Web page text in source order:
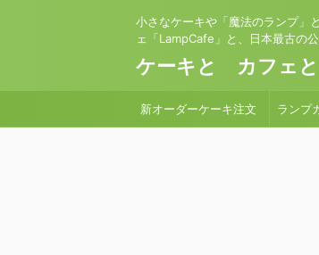
小さなケーキや「魔法のランプ」
ェ「LampCafe」と、日本最古の
ケーキと カフェ
新オーダーケーキ注文 ランプ